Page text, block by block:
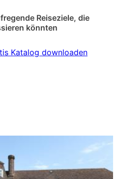
Reiseziele, die
könnten
Katalog downloaden